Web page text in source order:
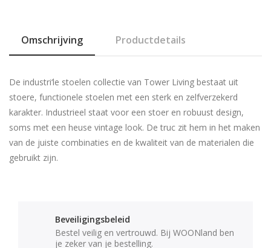
Omschrijving Productdetails
De industri‘le stoelen collectie van Tower Living bestaat uit
stoere, functionele stoelen met een sterk en zelfverzekerd
karakter. Industrieel staat voor een stoer en robuust design,
soms met een heuse vintage look. De truc zit hem in het maken
van de juiste combinaties en de kwaliteit van de materialen die
gebruikt zijn.
Beveiligingsbeleid
Bestel veilig en vertrouwd. Bij WOONland ben
je zeker van je bestelling.